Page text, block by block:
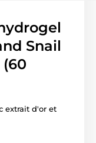
Snail
extrait d'or et